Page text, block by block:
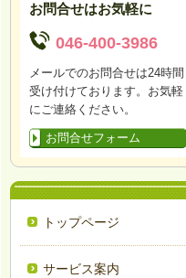
お問合せはお気軽に
046-400-3986
メールでのお問合せは24時間
受け付けております。お気軽
にご連絡ください。
お問合せフォーム
トップページ
サービス案内